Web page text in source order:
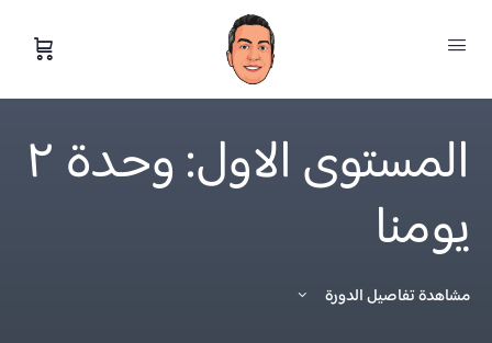
المستوى الاول: وحدة ٢
يومنا
مشاهدة تفاصيل الدورة